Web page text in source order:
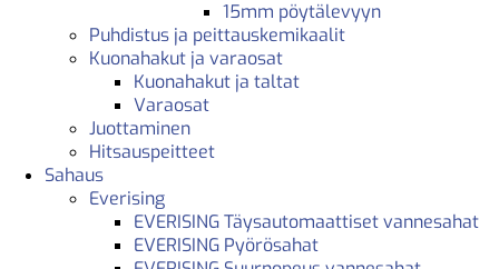
15mm pöytälevyyn
Puhdistus ja peittauskemikaalit
Kuonahakut ja varaosat
Kuonahakut ja taltat
Varaosat
Juottaminen
Hitsauspeitteet
Sahaus
Everising
EVERISING Täysautomaattiset vannesahat
EVERISING Pyörösahat